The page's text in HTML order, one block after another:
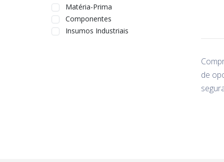
Matéria-Prima
Componentes
Insumos Industriais
de